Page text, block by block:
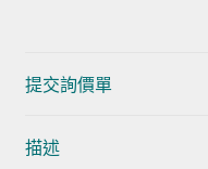
提交詢價單
描述